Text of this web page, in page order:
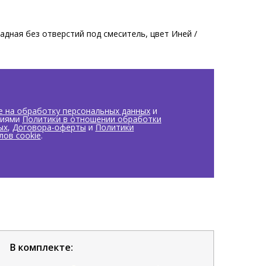
без отверстий под смеситель, цвет Иней /
на обработку персональных данныхи
Политики в отношении обработки
, Договора-оферты и Политики
cookie.
В комплекте: